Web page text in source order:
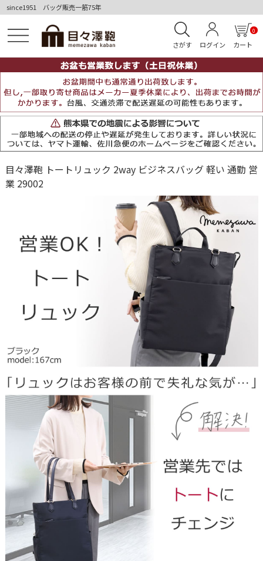
since1951 バッグ販売一筋75年
さがす ログイン カート
0
目々澤鞄 トートリュック 2way ビジネスバッグ 軽い 通勤 営
業 29002